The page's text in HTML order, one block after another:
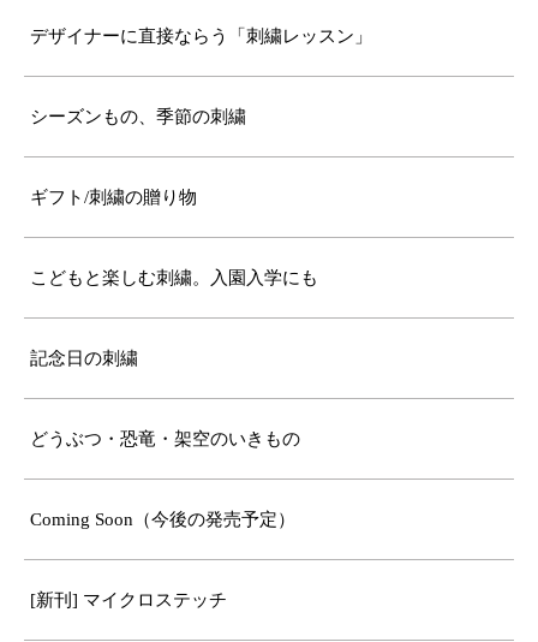
デザイナーに直接ならう「刺繍レッスン」
シーズンもの、季節の刺繍
ギフト/刺繍の贈り物
こどもと楽しむ刺繍。入園入学にも
記念日の刺繍
どうぶつ・恐竜・架空のいきもの
Coming Soon（今後の発売予定）
[新刊] マイクロステッチ